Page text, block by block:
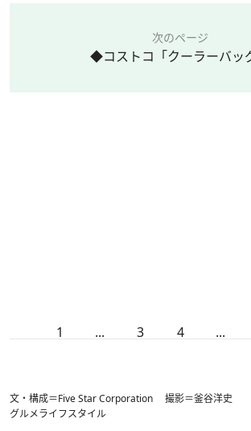
次のページ
◆コストコ「クーラーバッ
1 ... 3 4 ...
文・構成＝Five Star Corporation 撮影＝釜谷洋史
グルメライフスタイル